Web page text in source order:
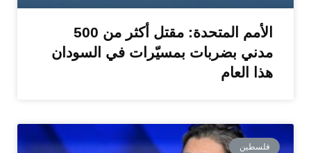
الأمم المتحدة: مقتل أكثر من 500
مدني بضربات بمسيّرات في السودان
هذا العام
فلسطين